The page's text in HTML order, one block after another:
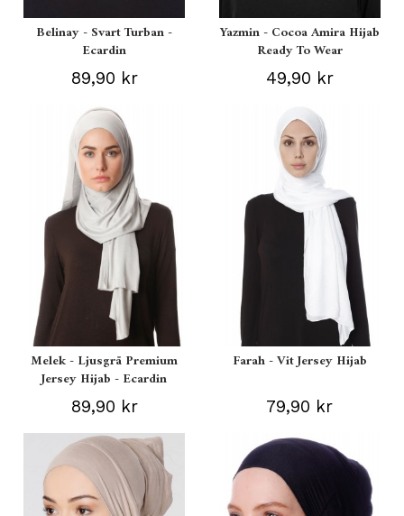
Belinay - Svart Turban -
Ecardin
89,90 kr
Yazmin - Cocoa Amira Hijab
Ready To Wear
49,90 kr
Melek - Ljusgrå Premium
Jersey Hijab - Ecardin
89,90 kr
Farah - Vit Jersey Hijab
79,90 kr